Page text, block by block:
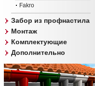
Fakro
Забор из профнастила
Монтаж
Комплектующие
Дополнительно